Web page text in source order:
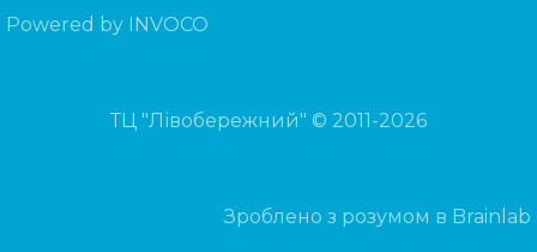
Powered by INVOCO
ТЦ "Лівобережний" © 2011-2026
Зроблено з розумом в Brainlab